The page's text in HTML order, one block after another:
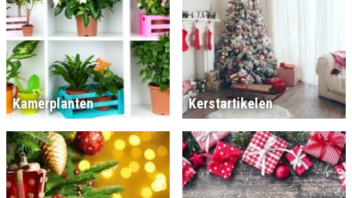
Kamerplanten Kerstartikelen